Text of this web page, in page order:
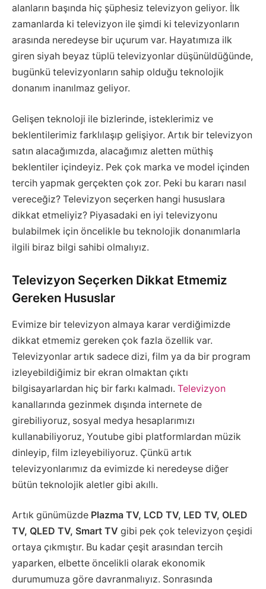
alanların başında hiç şüphesiz televizyon geliyor. İlk
zamanlarda ki televizyon ile şimdi ki televizyonların
arasında neredeyse bir uçurum var. Hayatımıza ilk
giren siyah beyaz tüplü televizyonlar düşünüldüğünde,
bugünkü televizyonların sahip olduğu teknolojik
donanım inanılmaz geliyor.
Gelişen teknoloji ile bizlerinde, isteklerimiz ve
beklentilerimiz farklılaşıp gelişiyor. Artık bir televizyon
satın alacağımızda, alacağımız aletten müthiş
beklentiler içindeyiz. Pek çok marka ve model içinden
tercih yapmak gerçekten çok zor. Peki bu kararı nasıl
vereceğiz? Televizyon seçerken hangi hususlara
dikkat etmeliyiz? Piyasadaki en iyi televizyonu
bulabilmek için öncelikle bu teknolojik donanımlarla
ilgili biraz bilgi sahibi olmalıyız.
Televizyon Seçerken Dikkat Etmemiz
Gereken Hususlar
Evimize bir televizyon almaya karar verdiğimizde
dikkat etmemiz gereken çok fazla özellik var.
Televizyonlar artık sadece dizi, film ya da bir program
izleyebildiğimiz bir ekran olmaktan çıktı
bilgisayarlardan hiç bir farkı kalmadı. Televizyon
kanallarında gezinmek dışında internete de
girebiliyoruz, sosyal medya hesaplarımızı
kullanabiliyoruz, Youtube gibi platformlardan müzik
dinleyip, film izleyebiliyoruz. Çünkü artık
televizyonlarımız da evimizde ki neredeyse diğer
bütün teknolojik aletler gibi akıllı.
Artık günümüzde Plazma TV, LCD TV, LED TV, OLED
TV, QLED TV, Smart TV gibi pek çok televizyon çeşidi
ortaya çıkmıştır. Bu kadar çeşit arasından tercih
yaparken, elbette öncelikli olarak ekonomik
durumumuza göre davranmalıyız. Sonrasında